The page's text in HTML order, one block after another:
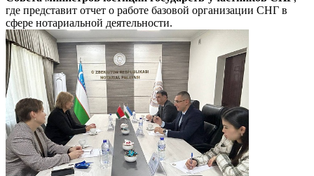
где представит отчет о работе базовой организации СНГ в
сфере нотариальной деятельности.